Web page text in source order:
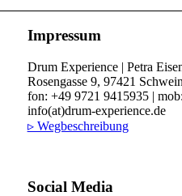
Impressum
Drum Experience | Petra
Rosengasse 9, 97421
fon: +49 9721 9415935 |
info(at)drum-experience.de
▹ Wegbeschreibung
Social Media